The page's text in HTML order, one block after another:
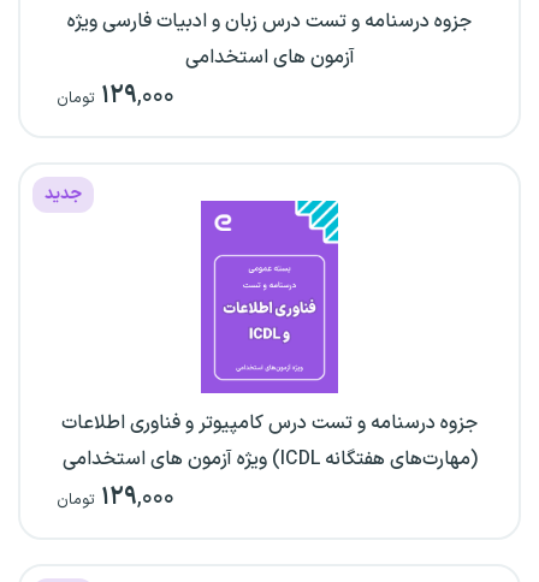
جزوه درسنامه و تست درس زبان و ادبیات فارسی ویژه
آزمون های استخدامی
۱۲۹,۰۰۰ تومان
جدید
جزوه درسنامه و تست درس کامپیوتر و فناوری اطلاعات
(مهارت‌های هفتگانه ICDL) ویژه آزمون های استخدامی
۱۲۹,۰۰۰ تومان